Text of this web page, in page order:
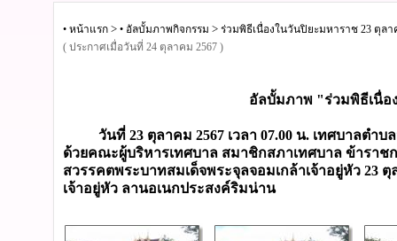
• หน้าแรก > • อัลบั้มภาพกิจกรรม > ร่วมพิธีเนื่องในวันปิยะมหาราช 23 ตุลา
( ประกาศเมื่อวันที่ 24 ตุลาคม 2567 )
อัลบั้มภาพ "ร่วมพิธีเนื่อ
วันที่ 23 ตุลาคม 2567 เวลา 07.00 น. เทศบาลตำบ
ด้วยคณะผู้บริหารเทศบาล สมาชิกสภาเทศบาล ข้าราช
สวรรคตพระบาทสมเด็จพระจุลจอมเกล้าเจ้าอยู่หัว 23
เจ้าอยู่หัว ลานอเนกประสงค์ริมน่าน